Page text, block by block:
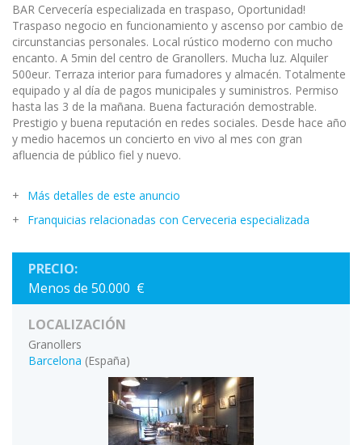
BAR Cervecería especializada en traspaso, Oportunidad!
Traspaso negocio en funcionamiento y ascenso por cambio de
circunstancias personales. Local rústico moderno con mucho
encanto. A 5min del centro de Granollers. Mucha luz. Alquiler
500eur. Terraza interior para fumadores y almacén. Totalmente
equipado y al día de pagos municipales y suministros. Permiso
hasta las 3 de la mañana. Buena facturación demostrable.
Prestigio y buena reputación en redes sociales. Desde hace año
y medio hacemos un concierto en vivo al mes con gran
afluencia de público fiel y nuevo.
Más detalles de este anuncio
Franquicias relacionadas con Cerveceria especializada
PRECIO:
Menos de 50.000 €
LOCALIZACIÓN
Granollers
Barcelona (España)